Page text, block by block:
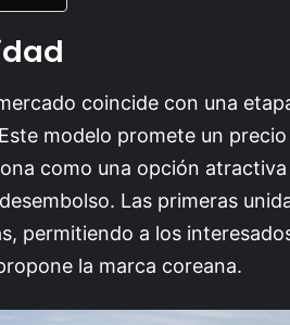
coincide con una
modelo promete un
como una opción
Las primeras
permitiendo a los
la marca coreana.